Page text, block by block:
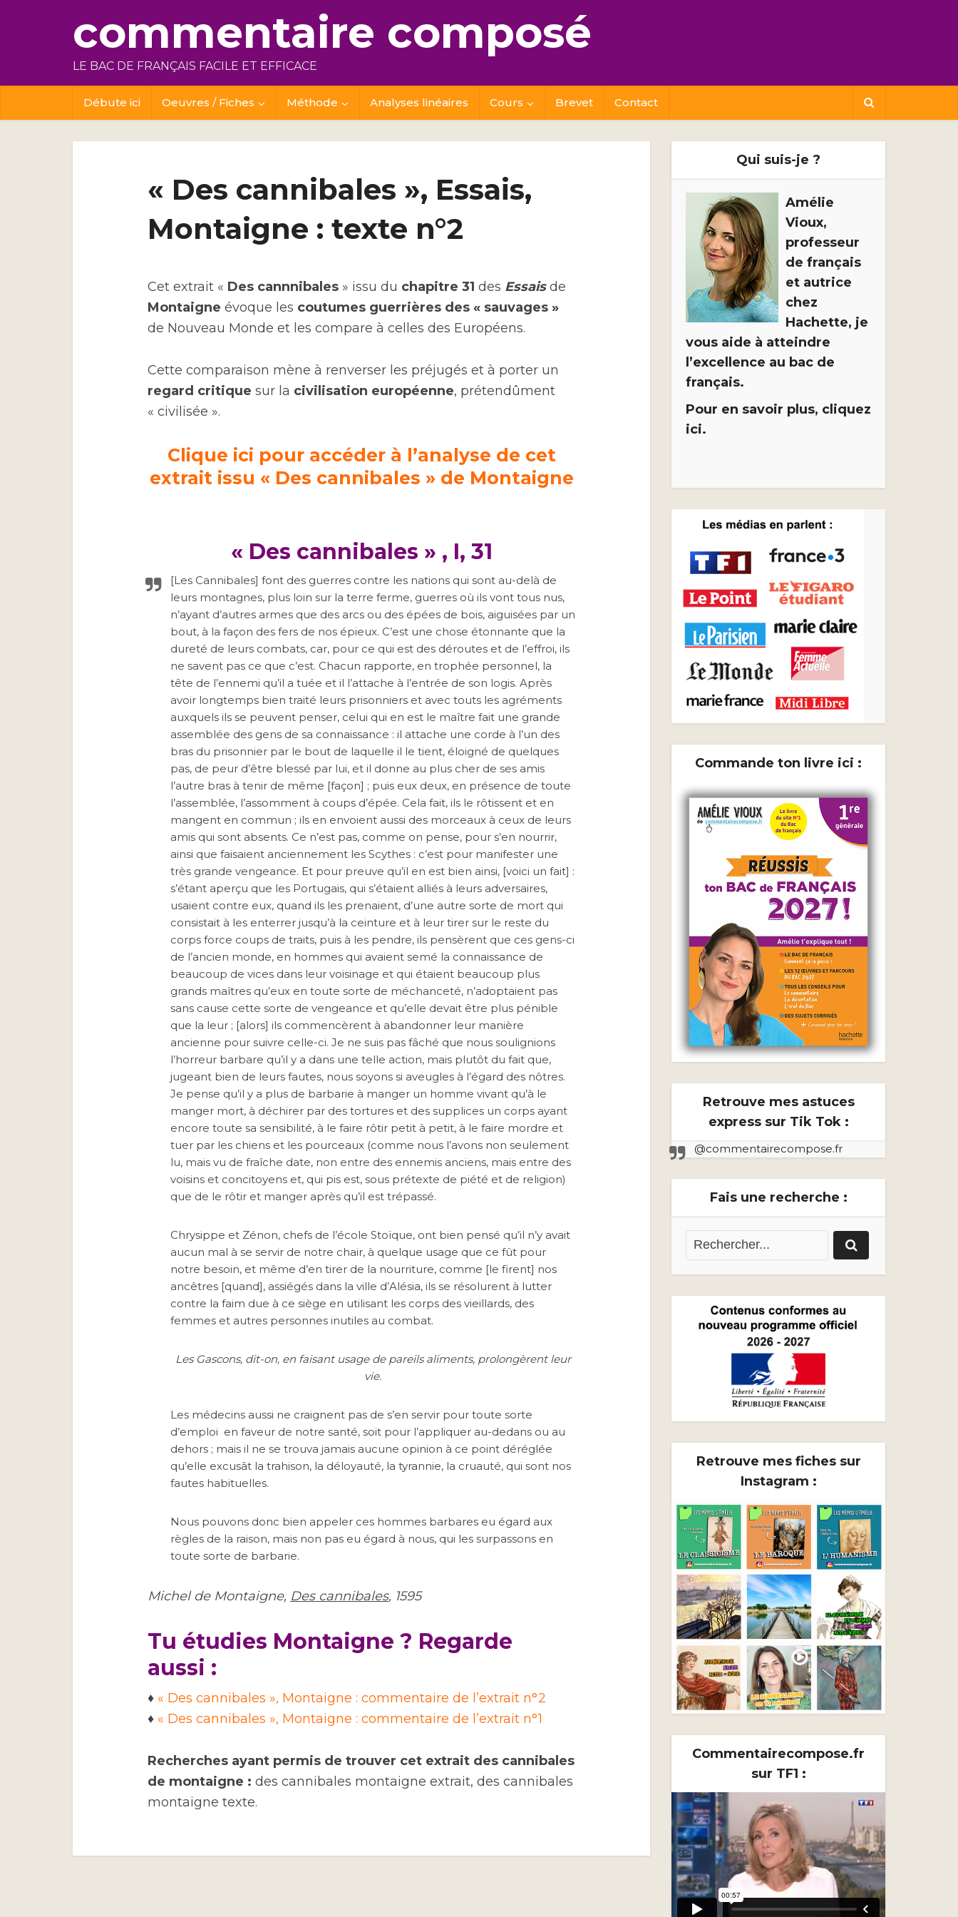
commentaire composé
LE BAC DE FRANÇAIS FACILE ET EFFICACE
Débute ici Oeuvres / Fiches Méthode Analyses linéaires Cours Brevet Contact
« Des cannibales », Essais,
Montaigne : texte n°2
Cet extrait « Des cannnibales » issu du chapitre 31 des Essaisde
Montaigne évoque les coutumes guerrières des « sauvages »
de Nouveau Monde et les compare à celles des Européens.
Cette comparaison mène à renverser les préjugés et à porter un
regard critique sur la civilisation européenne, prétendûment
« civilisée ».
Clique ici pour accéder à l’analyse de cet
extrait issu « Des cannibales » de Montaigne
« Des cannibales » , I, 31
[Les Cannibales] font des guerres contre les nations qui sont au-delà de
leurs montagnes, plus loin sur la terre ferme, guerres où ils vont tous nus,
n’ayant d’autres armes que des arcs ou des épées de bois, aiguisées par un
bout, à la façon des fers de nos épieux. C’est une chose étonnante que la
dureté de leurs combats, car, pour ce qui est des déroutes et de l’effroi, ils
ne savent pas ce que c’est. Chacun rapporte, en trophée personnel, la
tête de l’ennemi qu’il a tuée et il l’attache à l’entrée de son logis. Après
avoir longtemps bien traité leurs prisonniers et avec touts les agréments
auxquels ils se peuvent penser, celui qui en est le maître fait une grande
assemblée des gens de sa connaissance : il attache une corde à l’un des
bras du prisonnier par le bout de laquelle il le tient, éloigné de quelques
pas, de peur d’être blessé par lui, et il donne au plus cher de ses amis
l’autre bras à tenir de même [façon] ; puis eux deux, en présence de toute
l’assemblée, l’assomment à coups d’épée. Cela fait, ils le rôtissent et en
mangent en commun ; ils en envoient aussi des morceaux à ceux de leurs
amis qui sont absents. Ce n’est pas, comme on pense, pour s’en nourrir,
ainsi que faisaient anciennement les Scythes : c’est pour manifester une
très grande vengeance. Et pour preuve qu’il en est bien ainsi, [voici un fait] :
s’étant aperçu que les Portugais, qui s’étaient alliés à leurs adversaires,
usaient contre eux, quand ils les prenaient, d’une autre sorte de mort qui
consistait à les enterrer jusqu’à la ceinture et à leur tirer sur le reste du
corps force coups de traits, puis à les pendre, ils pensèrent que ces gens-ci
de l’ancien monde, en hommes qui avaient semé la connaissance de
beaucoup de vices dans leur voisinage et qui étaient beaucoup plus
grands maîtres qu’eux en toute sorte de méchanceté, n’adoptaient pas
sans cause cette sorte de vengeance et qu’elle devait être plus pénible
que la leur ; [alors] ils commencèrent à abandonner leur manière
ancienne pour suivre celle-ci. Je ne suis pas fâché que nous soulignions
l’horreur barbare qu’il y a dans une telle action, mais plutôt du fait que,
jugeant bien de leurs fautes, nous soyons si aveugles à l’égard des nôtres.
Je pense qu’il y a plus de barbarie à manger un homme vivant qu’à le
manger mort, à déchirer par des tortures et des supplices un corps ayant
encore toute sa sensibilité, à le faire rôtir petit à petit, à le faire mordre et
tuer par les chiens et les pourceaux (comme nous l’avons non seulement
lu, mais vu de fraîche date, non entre des ennemis anciens, mais entre des
voisins et concitoyens et, qui pis est, sous prétexte de piété et de religion)
que de le rôtir et manger après qu’il est trépassé.
Chrysippe et Zénon, chefs de l’école Stoïque, ont bien pensé qu’il n’y avait
aucun mal à se servir de notre chair, à quelque usage que ce fût pour
notre besoin, et même d’en tirer de la nourriture, comme [le firent] nos
ancêtres [quand], assiégés dans la ville d’Alésia, ils se résolurent à lutter
contre la faim due à ce siège en utilisant les corps des vieillards, des
femmes et autres personnes inutiles au combat.
Les Gascons, dit-on, en faisant usage de pareils aliments, prolongèrent leur
vie.
Les médecins aussi ne craignent pas de s’en servir pour toute sorte
d’emploi en faveur de notre santé, soit pour l’appliquer au-dedans ou au
dehors ; mais il ne se trouva jamais aucune opinion à ce point déréglée
qu’elle excusât la trahison, la déloyauté, la tyrannie, la cruauté, qui sont nos
fautes habituelles.
Nous pouvons donc bien appeler ces hommes barbares eu égard aux
règles de la raison, mais non pas eu égard à nous, qui les surpassons en
toute sorte de barbarie.
Michel de Montaigne, Des cannibales, 1595
Tu étudies Montaigne ? Regarde
aussi :
♦ « Des cannibales », Montaigne : commentaire de l’extrait n°2
♦ « Des cannibales », Montaigne : commentaire de l’extrait n°1
Recherches ayant permis de trouver cet extrait des cannibales
de montaigne : des cannibales montaigne extrait, des cannibales
montaigne texte.
Qui suis-je ?
Amélie
Vioux,
professeur
de français
et autrice
chez
Hachette, je
vous aide à atteindre
l’excellence au bac de
français.
Pour en savoir plus, cliquez
ici.
Commande ton livre ici :
Retrouve mes astuces
express sur Tik Tok :
@commentairecompose.fr
Fais une recherche :
Retrouve mes fiches sur
Instagram :
Commentairecompose.fr
sur TF1 :